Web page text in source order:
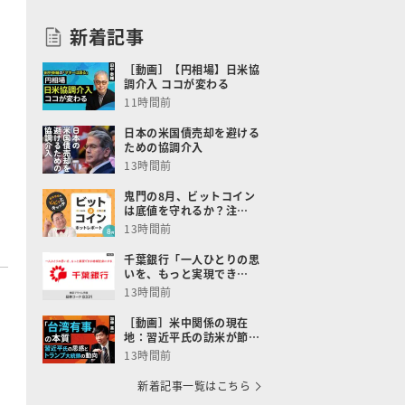
新着記事
［動画］【円相場】日米協
調介入 ココが変わる
11時間前
日本の米国債売却を避ける
ための協調介入
13時間前
鬼門の8月、ビットコイン
は底値を守れるか？注…
13時間前
千葉銀行「一人ひとりの思
いを、もっと実現でき…
13時間前
［動画］米中関係の現在
地：習近平氏の訪米が節…
13時間前
新着記事一覧はこちら